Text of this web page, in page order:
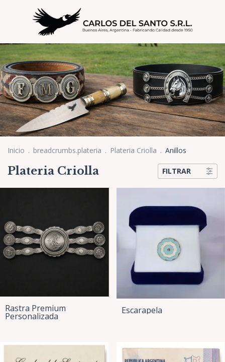
Inicio . breadcrumbs.plateria . Plateria Criolla . Anillos
Plateria Criolla FILTRAR
Rastra Premium
Personalizada
Escarapela